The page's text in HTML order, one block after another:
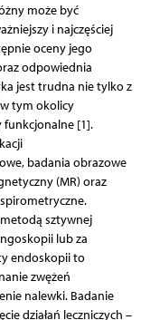
może być
i najczęściej
oceny jego
odpowiednia
jest trudna nie tylko z
tym okolicy
funkcjonalne [1].
badania obrazowe
(MR) oraz
sztywnej
lub za
endoskopii to
zwężeń
nalewki. Badanie
działań leczniczych –